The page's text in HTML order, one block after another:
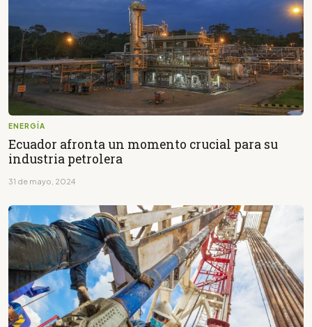
ENERGÍA
Ecuador afronta un momento crucial para su
industria petrolera
31 de mayo, 2024